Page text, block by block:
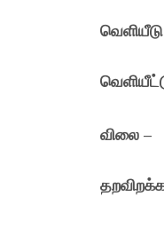
வெளியீடு
விலை –